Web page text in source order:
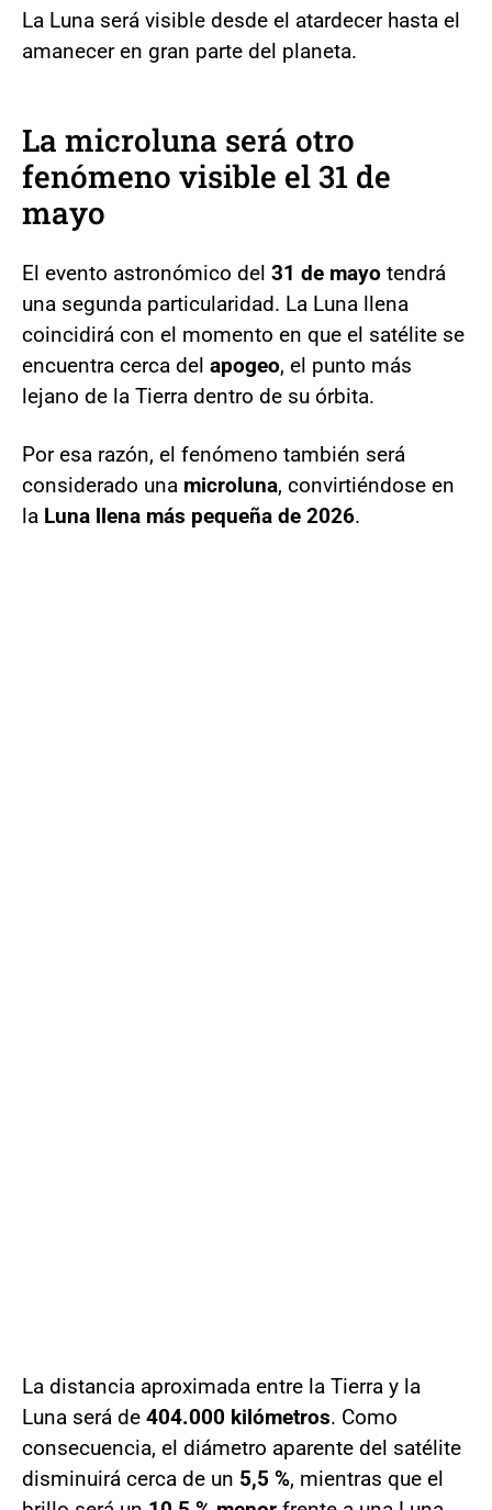
La Luna será visible desde el atardecer hasta el
amanecer en gran parte del planeta.
La microluna será otro
fenómeno visible el 31 de
mayo
El evento astronómico del 31 de mayo tendrá
una segunda particularidad. La Luna llena
coincidirá con el momento en que el satélite se
encuentra cerca del apogeo, el punto más
lejano de la Tierra dentro de su órbita.
Por esa razón, el fenómeno también será
considerado una microluna, convirtiéndose en
la Luna llena más pequeña de 2026.
La distancia aproximada entre la Tierra y la
Luna será de 404.000 kilómetros. Como
consecuencia, el diámetro aparente del satélite
disminuirá cerca de un 5,5 %, mientras que el